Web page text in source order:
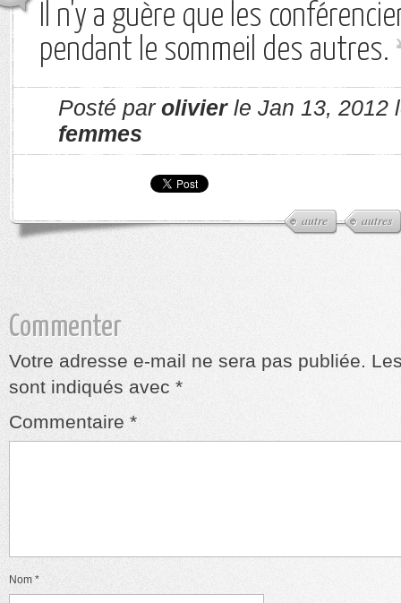
Il n'y a guère que les
pendant le sommeil des autres.
Posté par olivierle Jan 13, 2012
femmes
autre autres
Commenter
Votre adresse e-mail ne sera pas publiée.
sont indiqués avec *
Commentaire *
Nom *